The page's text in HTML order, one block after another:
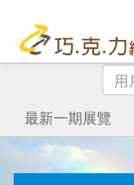
用
戶
號
碼
最新一期展覽